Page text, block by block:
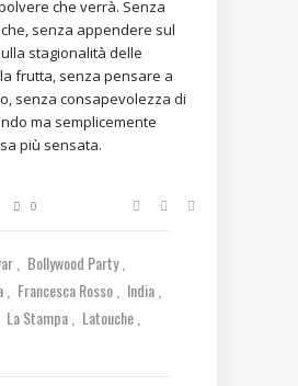
che verrà. Senza
senza appendere sul
stagionalità delle
frutta, senza pensare a
senza consapevolezza di
ma semplicemente
più sensata.
0
Bollywood Party
Francesca Rosso
India
La Stampa
Latouche